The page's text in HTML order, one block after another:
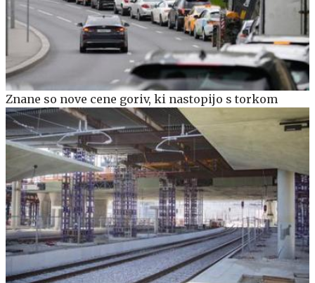
Znane so nove cene goriv, ki nastopijo s torkom